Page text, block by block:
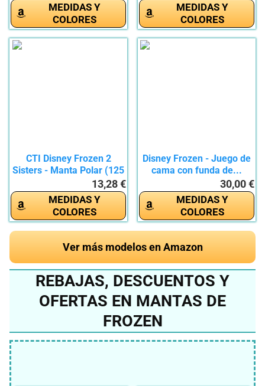
MEDIDAS Y
COLORES
MEDIDAS Y
COLORES
CTI Disney Frozen 2
Sisters - Manta Polar (125
13,28 €
MEDIDAS Y
COLORES
Disney Frozen - Juego de
cama con funda de...
30,00 €
MEDIDAS Y
COLORES
Ver más modelos en Amazon
REBAJAS, DESCUENTOS Y
OFERTAS EN MANTAS DE
FROZEN